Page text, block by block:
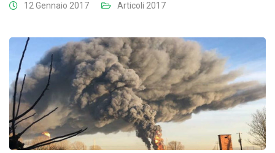
12 Gennaio 2017 Articoli 2017